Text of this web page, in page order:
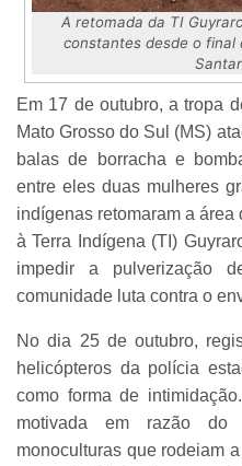
A retomada da TI
constantes desde o final
Em 17 de outubro, a tropa
Mato Grosso do Sul (MS)
balas de borracha e
entre eles duas mulheres
indígenas retomaram a
à Terra Indígena (TI)
impedir a pulverização
comunidade luta contra o
No dia 25 de outubro,
helicópteros da polícia
como forma de
motivada em razão do
monoculturas que rodeiam